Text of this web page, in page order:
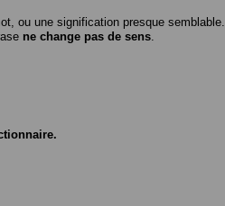
ou une signification presque
ne change pas de sens